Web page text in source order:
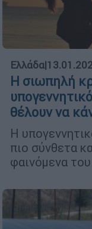
Ελλάδα|
Η σιωπηλή
θέλουν να
Η
πιο σύνθετα
φαινόμενα